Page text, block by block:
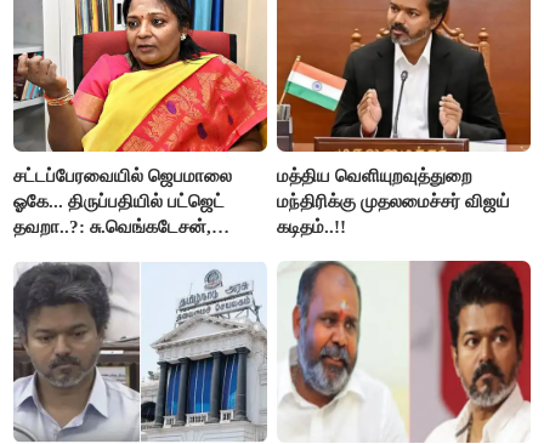
சட்டப்பேரவையில் ஜெபமாலை
ஓகே... திருப்பதியில் பட்ஜெட்
தவறா..?: சு.வெங்கடேசன்,
கேள்வி..!
மத்திய வெளியுறவுத்துறை
மந்திரிக்கு முதலமைச்சர் விஜய்
கடிதம்..!!